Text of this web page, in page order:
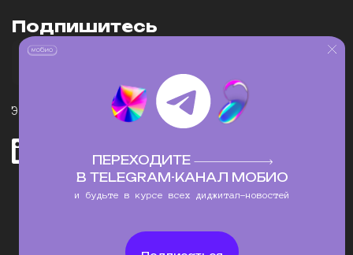
Подпишитесь
Электронная почта: newbiz@mobioagency.com
Связаться с нами
ПЕРЕХОДИТЕ
В TELEGRAM-КАНАЛ МОБИО
и будьте в курсе всех диджитал-новостей